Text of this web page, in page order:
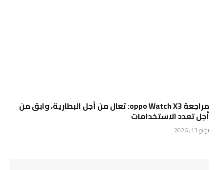
مراجعة oppo Watch X3: تعال من أجل البطارية، وابق من
أجل تعدد الاستخدامات
يوليو 13, 2026